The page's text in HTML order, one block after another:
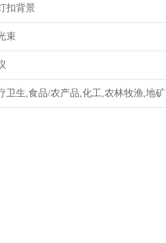
：
扣背景
束
卫生,食品/农产品,化工,农林牧渔,地矿